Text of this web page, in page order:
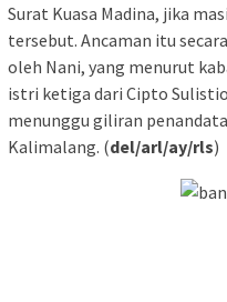
Surat Kuasa Madina, jika
tersebut. Ancaman itu
oleh Nani, yang menurut
istri ketiga dari Cipto
menunggu giliran
Kalimalang. (del/arl/ay/rls)